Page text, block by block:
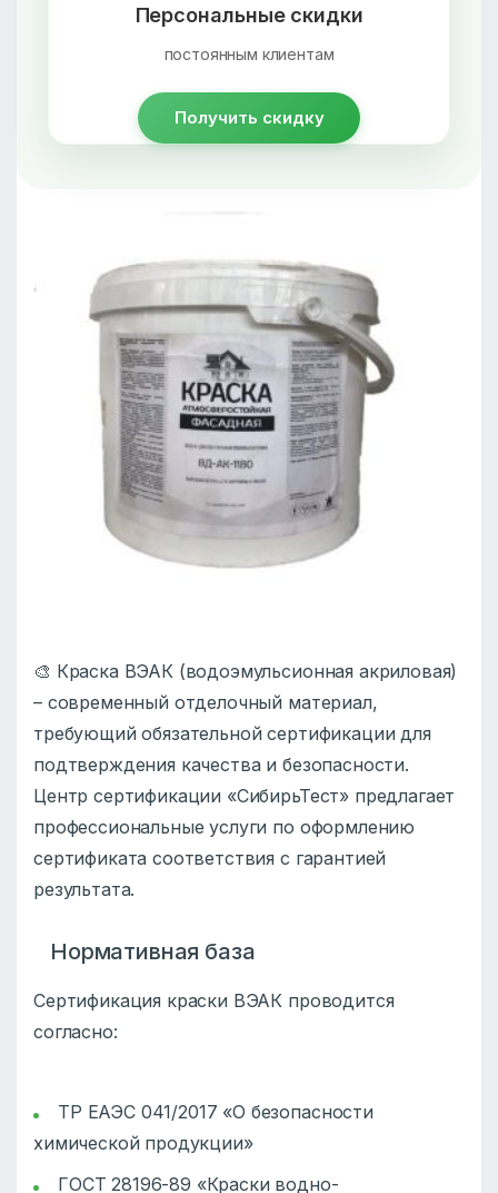
Персональные скидки
постоянным клиентам
Получить скидку
🎨 Краска ВЭАК (водоэмульсионная акриловая)
– современный отделочный материал,
требующий обязательной сертификации для
подтверждения качества и безопасности.
Центр сертификации «СибирьТест» предлагает
профессиональные услуги по оформлению
сертификата соответствия с гарантией
результата.
Нормативная база
Сертификация краски ВЭАК проводится
согласно:
ТР ЕАЭС 041/2017 «О безопасности
химической продукции»
ГОСТ 28196-89 «Краски водно-